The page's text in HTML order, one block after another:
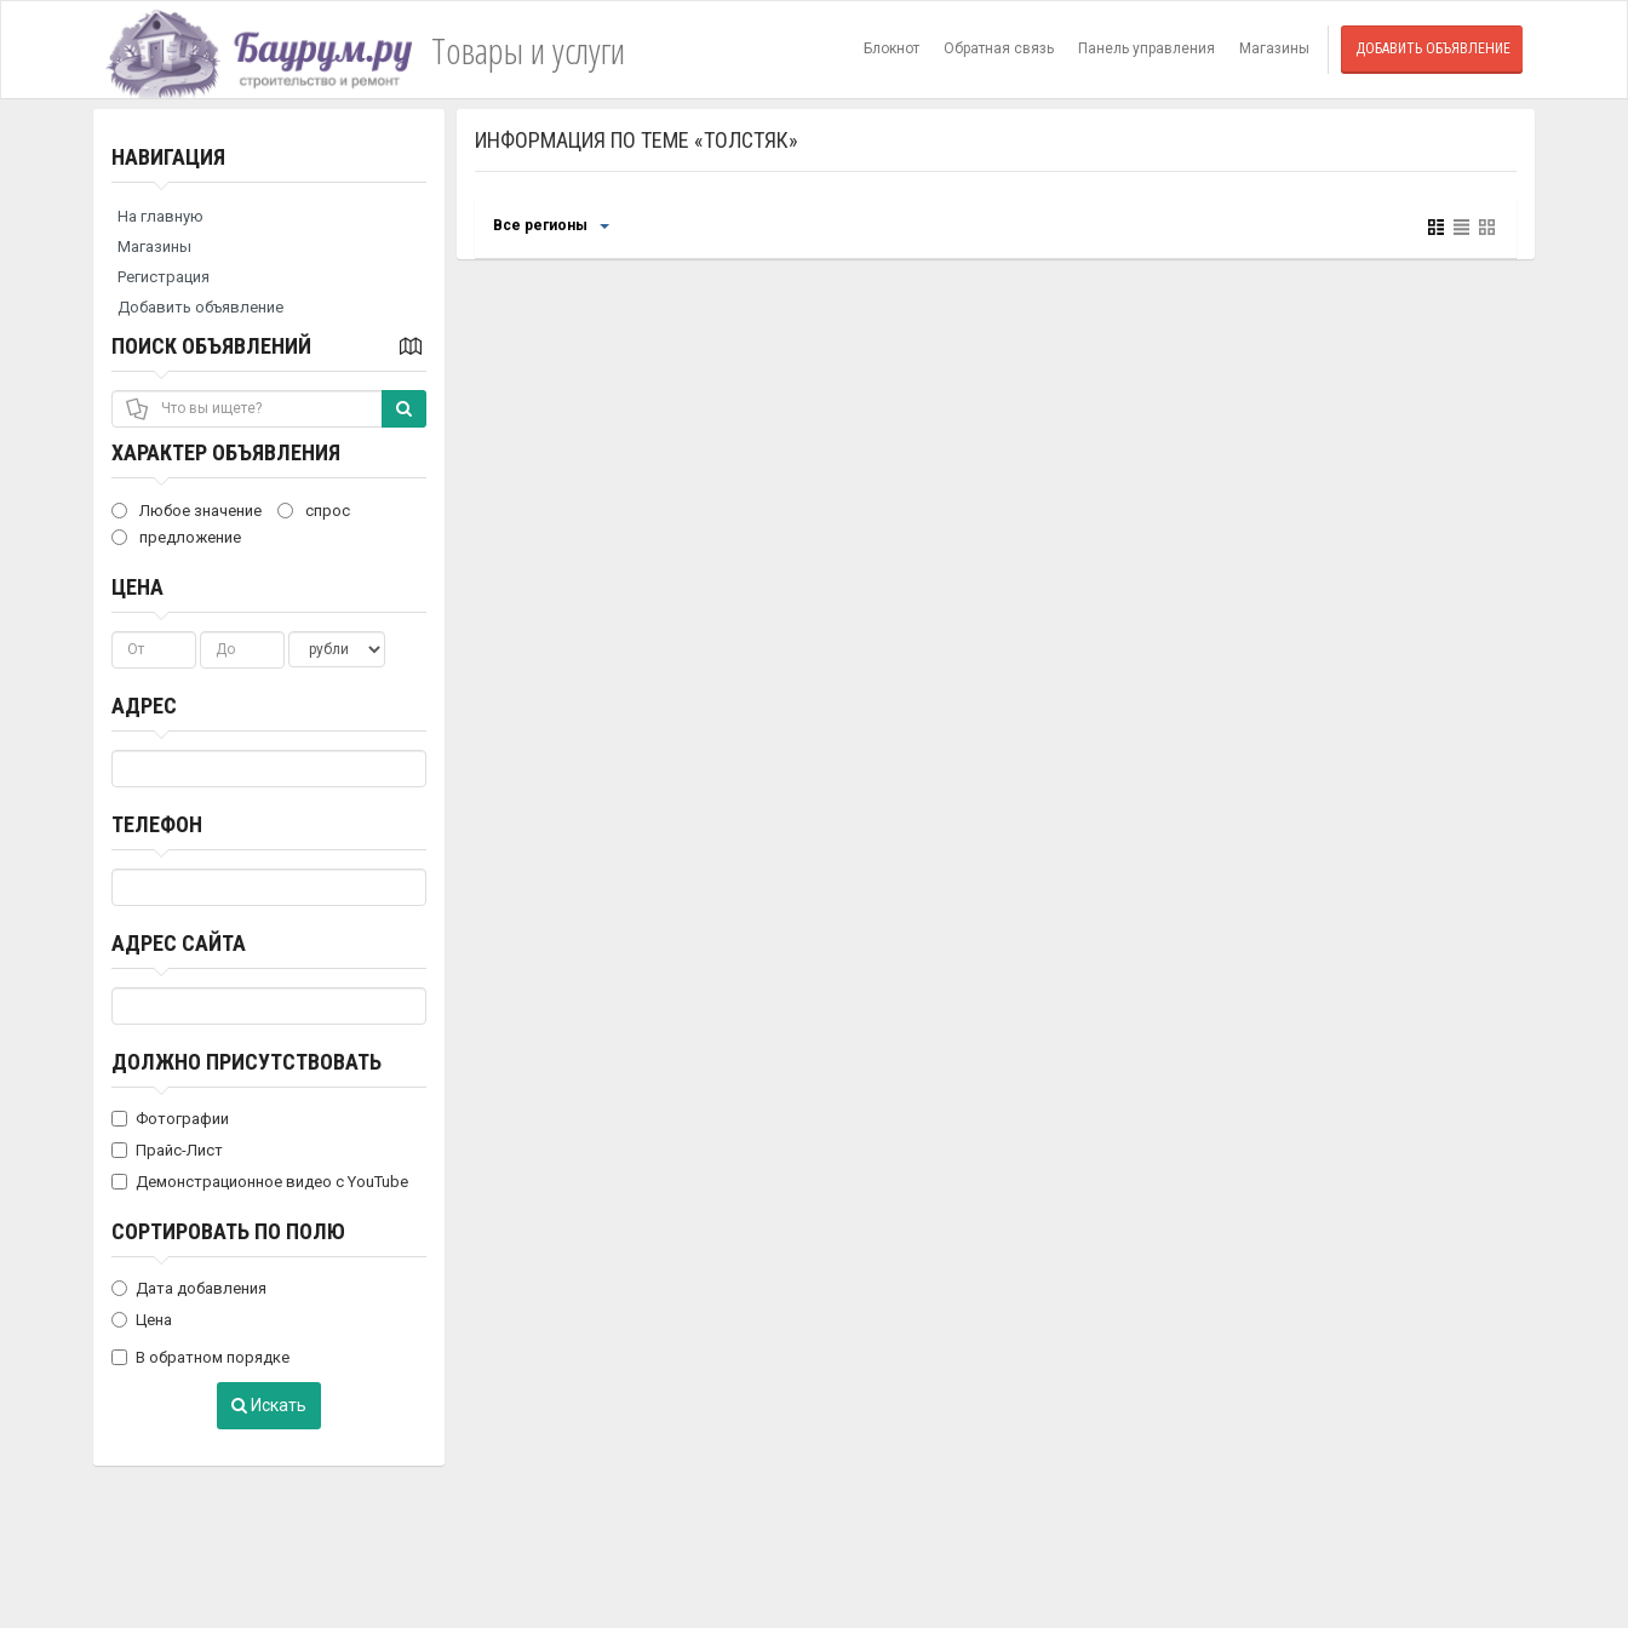
Товары и услуги Блокнот Обратная связь Панель управления Магазины ДОБАВИТЬ ОБЪЯВЛЕНИЕ
НАВИГАЦИЯ
На главную
Магазины
Регистрация
Добавить объявление
ПОИСК ОБЪЯВЛЕНИЙ
ХАРАКТЕР ОБЪЯВЛЕНИЯ
Любое значение
спрос
предложение
ЦЕНА
АДРЕС
ТЕЛЕФОН
АДРЕС САЙТА
ДОЛЖНО ПРИСУТСТВОВАТЬ
Фотографии
Прайс-Лист
Демонстрационное видео с YouTube
СОРТИРОВАТЬ ПО ПОЛЮ
Дата добавления
Цена
В обратном порядке
Искать
ИНФОРМАЦИЯ ПО ТЕМЕ «ТОЛСТЯК»
Все регионы